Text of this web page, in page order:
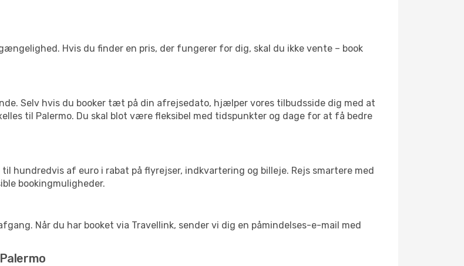
Hvis du finder en pris, der fungerer for dig, skal du ikke vente – book
Selv hvis du booker tæt på din afrejsedato, hjælper vores tilbudsside dig med at
til Palermo. Du skal blot være fleksibel med tidspunkter og dage for at få bedre
hundredvis af euro i rabat på flyrejser, indkvartering og billeje. Rejs smartere med
bookingmuligheder.
Når du har booket via Travellink, sender vi dig en påmindelses-e-mail med